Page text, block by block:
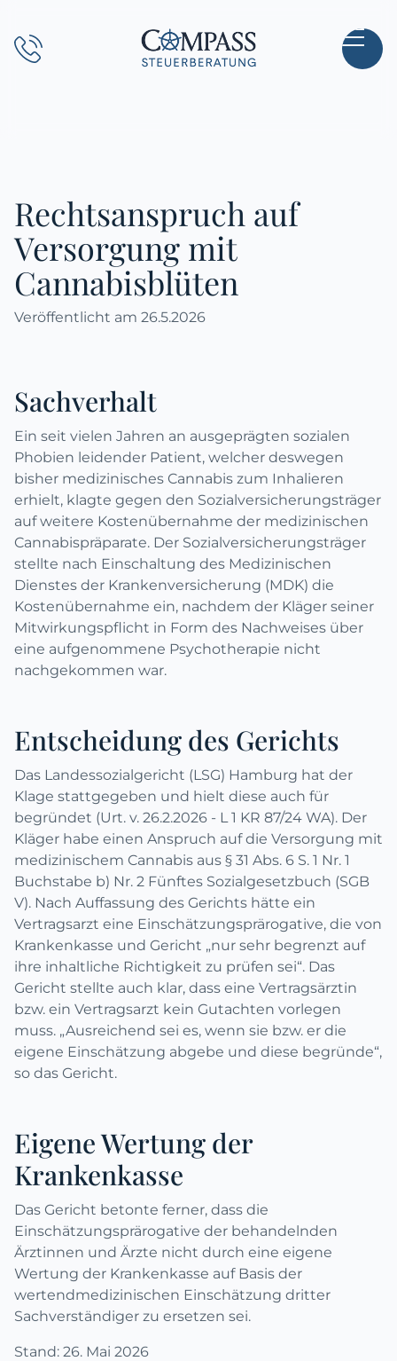
zum
Hauptinhalt
Rechtsanspruch auf
Versorgung mit
Cannabisblüten
Veröffentlicht am 26.5.2026
Sachverhalt
Ein seit vielen Jahren an ausgeprägten sozialen
Phobien leidender Patient, welcher deswegen
bisher medizinisches Cannabis zum Inhalieren
erhielt, klagte gegen den Sozialversicherungsträger
auf weitere Kostenübernahme der medizinischen
Cannabispräparate. Der Sozialversicherungsträger
stellte nach Einschaltung des Medizinischen
Dienstes der Krankenversicherung (MDK) die
Kostenübernahme ein, nachdem der Kläger seiner
Mitwirkungspflicht in Form des Nachweises über
eine aufgenommene Psychotherapie nicht
nachgekommen war.
Entscheidung des Gerichts
Das Landessozialgericht (LSG) Hamburg hat der
Klage stattgegeben und hielt diese auch für
begründet (Urt. v. 26.2.2026 - L 1 KR 87/24 WA). Der
Kläger habe einen Anspruch auf die Versorgung mit
medizinischem Cannabis aus § 31 Abs. 6 S. 1 Nr. 1
Buchstabe b) Nr. 2 Fünftes Sozialgesetzbuch (SGB
V). Nach Auffassung des Gerichts hätte ein
Vertragsarzt eine Einschätzungsprärogative, die von
Krankenkasse und Gericht „nur sehr begrenzt auf
ihre inhaltliche Richtigkeit zu prüfen sei“. Das
Gericht stellte auch klar, dass eine Vertragsärztin
bzw. ein Vertragsarzt kein Gutachten vorlegen
muss. „Ausreichend sei es, wenn sie bzw. er die
eigene Einschätzung abgebe und diese begründe“,
so das Gericht.
Eigene Wertung der
Krankenkasse
Das Gericht betonte ferner, dass die
Einschätzungsprärogative der behandelnden
Ärztinnen und Ärzte nicht durch eine eigene
Wertung der Krankenkasse auf Basis der
wertendmedizinischen Einschätzung dritter
Sachverständiger zu ersetzen sei.
Stand: 26. Mai 2026